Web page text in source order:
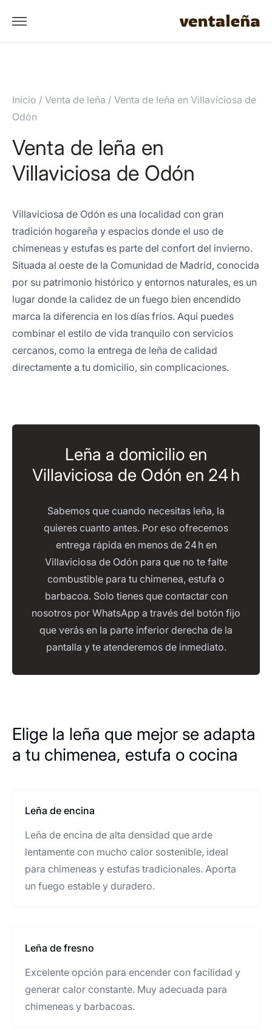
Inicio / Venta de leña / Venta de leña en Villaviciosa de
Odón
Venta de leña en
Villaviciosa de Odón
Villaviciosa de Odón es una localidad con gran
tradición hogareña y espacios donde el uso de
chimeneas y estufas es parte del confort del invierno.
Situada al oeste de la Comunidad de Madrid, conocida
por su patrimonio histórico y entornos naturales, es un
lugar donde la calidez de un fuego bien encendido
marca la diferencia en los días fríos. Aquí puedes
combinar el estilo de vida tranquilo con servicios
cercanos, como la entrega de leña de calidad
directamente a tu domicilio, sin complicaciones.
Leña a domicilio en
Villaviciosa de Odón en 24 h
Sabemos que cuando necesitas leña, la
quieres cuanto antes. Por eso ofrecemos
entrega rápida en menos de 24 h en
Villaviciosa de Odón para que no te falte
combustible para tu chimenea, estufa o
barbacoa. Solo tienes que contactar con
nosotros por WhatsApp a través del botón fijo
que verás en la parte inferior derecha de la
pantalla y te atenderemos de inmediato.
Elige la leña que mejor se adapta
a tu chimenea, estufa o cocina
Leña de encina
Leña de encina de alta densidad que arde
lentamente con mucho calor sostenible, ideal
para chimeneas y estufas tradicionales. Aporta
un fuego estable y duradero.
Leña de fresno
Excelente opción para encender con facilidad y
generar calor constante. Muy adecuada para
chimeneas y barbacoas.